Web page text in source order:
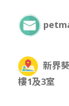
新界
樓1及3室